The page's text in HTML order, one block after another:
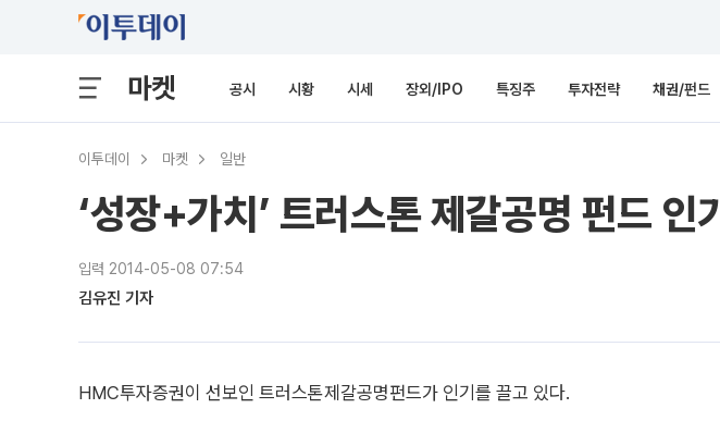
마켓 공시 시황 시세 장외/IPO 특징주 투자전략 채권/펀드
이투데이 마켓 일반
‘성장+가치’ 트러스톤 제갈공명 펀드 인기
입력 2014-05-08 07:54
김유진 기자
HMC투자증권이 선보인 트러스톤제갈공명펀드가 인기를 끌고 있다.